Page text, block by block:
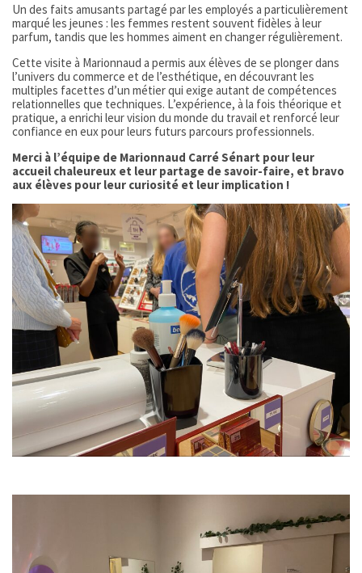
Un des faits amusants partagé par les employés a particulièrement
marqué les jeunes : les femmes restent souvent fidèles à leur
parfum, tandis que les hommes aiment en changer régulièrement.
Cette visite à Marionnaud a permis aux élèves de se plonger dans
l’univers du commerce et de l’esthétique, en découvrant les
multiples facettes d’un métier qui exige autant de compétences
relationnelles que techniques. L’expérience, à la fois théorique et
pratique, a enrichi leur vision du monde du travail et renforcé leur
confiance en eux pour leurs futurs parcours professionnels.
Merci à l’équipe de Marionnaud Carré Sénart pour leur
accueil chaleureux et leur partage de savoir-faire, et bravo
aux élèves pour leur curiosité et leur implication !